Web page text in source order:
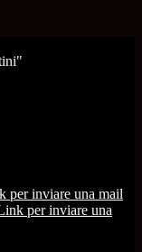
per inviare una mail
per inviare una